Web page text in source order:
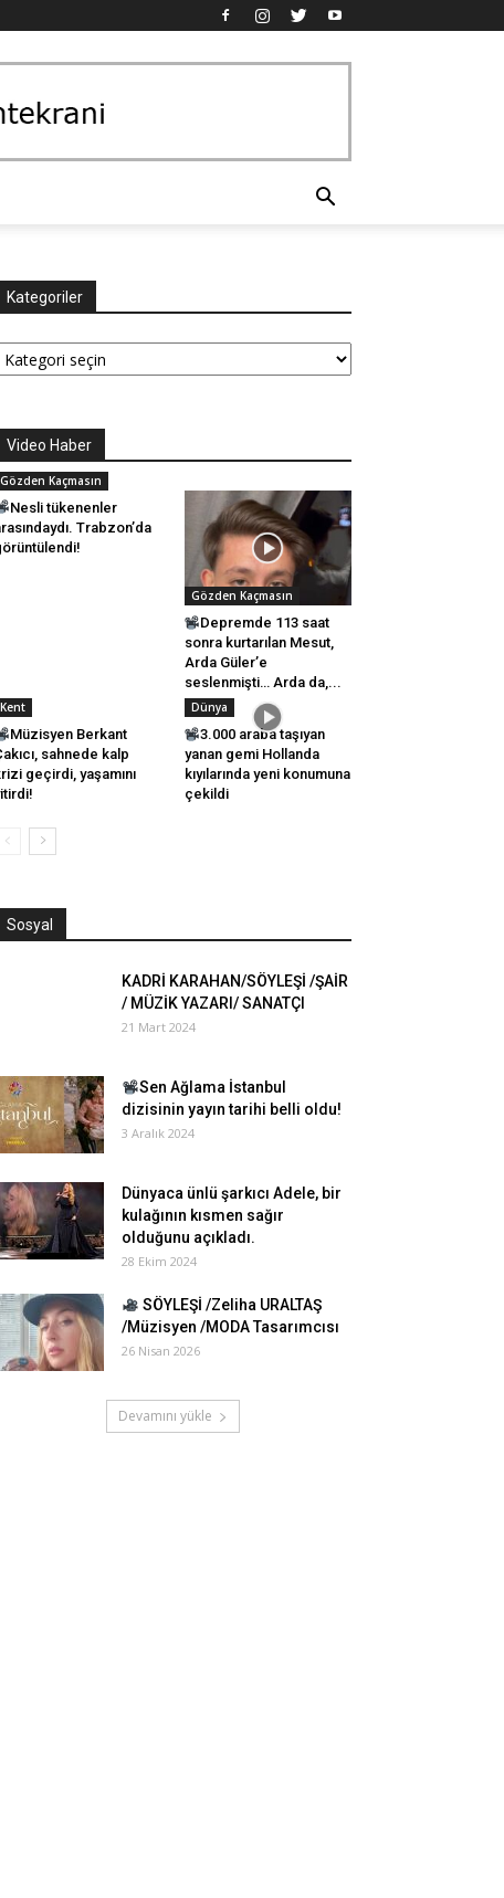
Kategoriler
Video Haber
Gözden Kaçmasın
Nesli tükenenler
Trabzon’da
Gözden Kaçmasın
Depremde 113 saat
sonra kurtarılan Mesut,
Arda Güler’e
seslenmişti… Arda da,...
Kent
Müzisyen Berkant
sahnede kalp
geçirdi, yaşamını
Dünya
3.000 araba taşıyan
yanan gemi Hollanda
kıyılarında yeni konumuna
çekildi
Sosyal
KADRİ KARAHAN/SÖYLEŞİ /ŞAİR
/ MÜZİK YAZARI/ SANATÇI
21 Mart 2024
Sen Ağlama İstanbul
dizisinin yayın tarihi belli oldu!
3 Aralık 2024
Dünyaca ünlü şarkıcı Adele, bir
kulağının kısmen sağır
olduğunu açıkladı.
28 Ekim 2024
SÖYLEŞİ /Zeliha URALTAŞ
/Müzisyen /MODA Tasarımcısı
26 Nisan 2026
Devamını yükle